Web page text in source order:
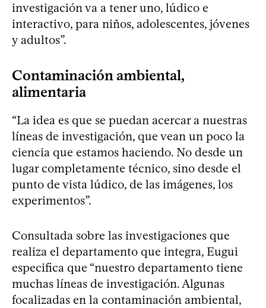
investigación va a tener uno, lúdico e
interactivo, para niños, adolescentes, jóvenes
y adultos”.
Contaminación ambiental,
alimentaria
“La idea es que se puedan acercar a nuestras
líneas de investigación, que vean un poco la
ciencia que estamos haciendo. No desde un
lugar completamente técnico, sino desde el
punto de vista lúdico, de las imágenes, los
experimentos”.
Consultada sobre las investigaciones que
realiza el departamento que integra, Eugui
especifica que “nuestro departamento tiene
muchas líneas de investigación. Algunas
focalizadas en la contaminación ambiental,